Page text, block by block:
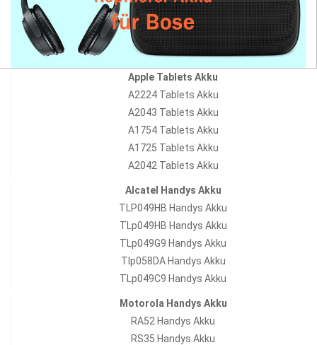
Apple Tablets Akku
A2224 Tablets Akku
A2043 Tablets Akku
A1754 Tablets Akku
A1725 Tablets Akku
A2042 Tablets Akku
Alcatel Handys Akku
TLP049HB Handys Akku
TLp049HB Handys Akku
TLp049G9 Handys Akku
Tlp058DA Handys Akku
TLp049C9 Handys Akku
Motorola Handys Akku
RA52 Handys Akku
RS35 Handys Akku